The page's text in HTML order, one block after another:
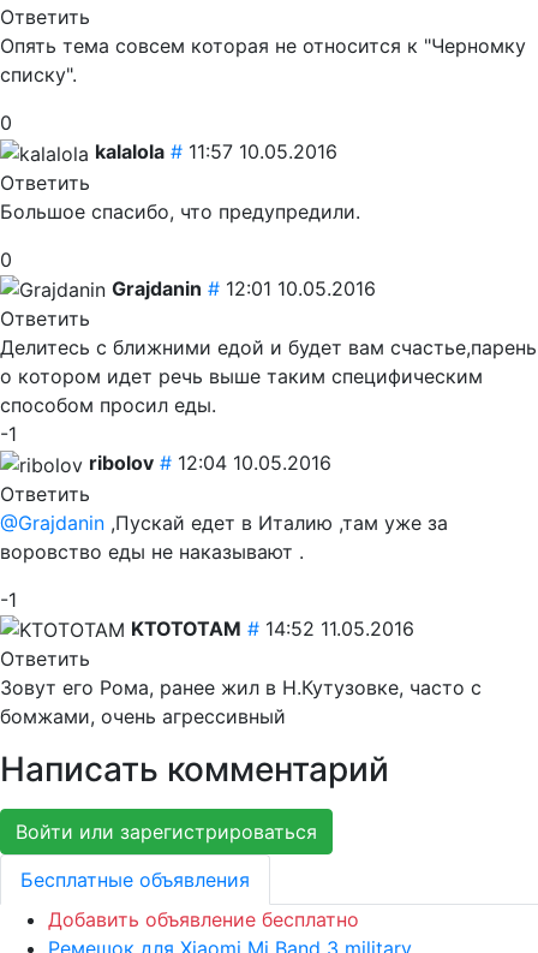
Ответить
Опять тема совсем которая не относится к "Черномку
списку".
0
kalalola # 11:57 10.05.2016
Ответить
Большое спасибо, что предупредили.
0
Grajdanin # 12:01 10.05.2016
Ответить
Делитесь с ближними едой и будет вам счастье,парень
о котором идет речь выше таким специфическим
способом просил еды.
-1
ribolov # 12:04 10.05.2016
Ответить
@Grajdanin ,Пускай едет в Италию ,там уже за
воровство еды не наказывают .
-1
KTOTOTAM # 14:52 11.05.2016
Ответить
Зовут его Рома, ранее жил в Н.Кутузовке, часто с
бомжами, очень агрессивный
Написать комментарий
Войти или зарегистрироваться
Бесплатные объявления
Добавить объявление бесплатно